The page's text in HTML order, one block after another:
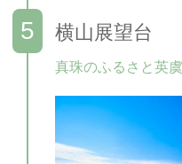
横山展望台
真珠のふるさと英